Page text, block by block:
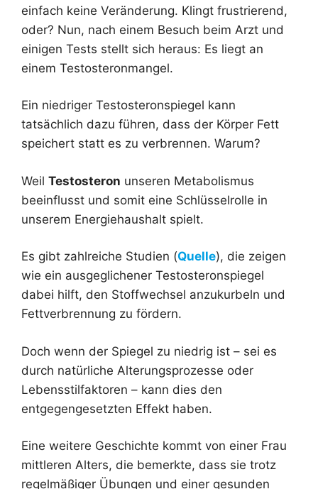
einfach keine Veränderung. Klingt frustrierend,
oder? Nun, nach einem Besuch beim Arzt und
einigen Tests stellt sich heraus: Es liegt an
einem Testosteronmangel.
Ein niedriger Testosteronspiegel kann
tatsächlich dazu führen, dass der Körper Fett
speichert statt es zu verbrennen. Warum?
Weil Testosteron unseren Metabolismus
beeinflusst und somit eine Schlüsselrolle in
unserem Energiehaushalt spielt.
Es gibt zahlreiche Studien (Quelle), die zeigen
wie ein ausgeglichener Testosteronspiegel
dabei hilft, den Stoffwechsel anzukurbeln und
Fettverbrennung zu fördern.
Doch wenn der Spiegel zu niedrig ist – sei es
durch natürliche Alterungsprozesse oder
Lebensstilfaktoren – kann dies den
entgegengesetzten Effekt haben.
Eine weitere Geschichte kommt von einer Frau
mittleren Alters, die bemerkte, dass sie trotz
regelmäßiger Übungen und einer gesunden